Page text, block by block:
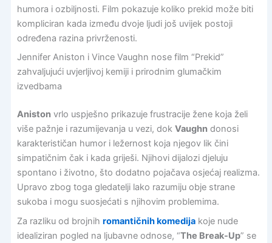
humora i ozbiljnosti. Film pokazuje koliko prekid može biti
kompliciran kada između dvoje ljudi još uvijek postoji
određena razina privrženosti.
Jennifer Aniston i Vince Vaughn nose film “Prekid”
zahvaljujući uvjerljivoj kemiji i prirodnim glumačkim
izvedbama
Anistonvrlo uspješno prikazuje frustracije žene koja želi
više pažnje i razumijevanja u vezi, dok Vaughndonosi
karakterističan humor i ležernost koja njegov lik čini
simpatičnim čak i kada griješi. Njihovi dijalozi djeluju
spontano i životno, što dodatno pojačava osjećaj realizma.
Upravo zbog toga gledatelji lako razumiju obje strane
sukoba i mogu suosjećati s njihovim problemima.
Za razliku od brojnih romantičnih komedijakoje nude
idealiziran pogled na ljubavne odnose, “The Break-Up” se